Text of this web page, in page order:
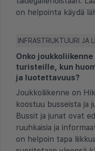
on helpointa käydä
INFRASTRUKTUURI JA
Onko
turisteille, kun
ja luotettavuus?
Joukkoliikenne on
koostuu busseista ja
Bussit ja junat ovat
ruuhkaisia ja
on helpoin tapa